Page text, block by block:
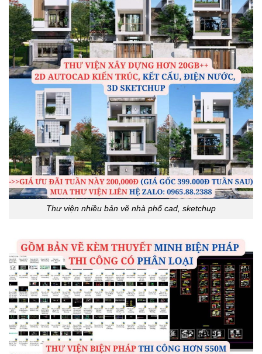
Thư viện nhiều bản vẽ nhà phố cad, sketchup